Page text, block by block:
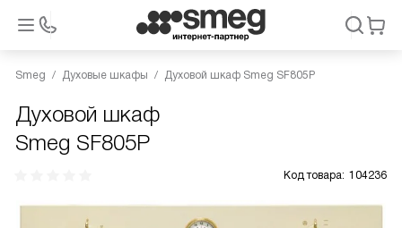
Smeg Духовые шкафы Духовой шкаф Smeg SF805P
Духовой шкаф
Smeg SF805P
Код товара: 104236